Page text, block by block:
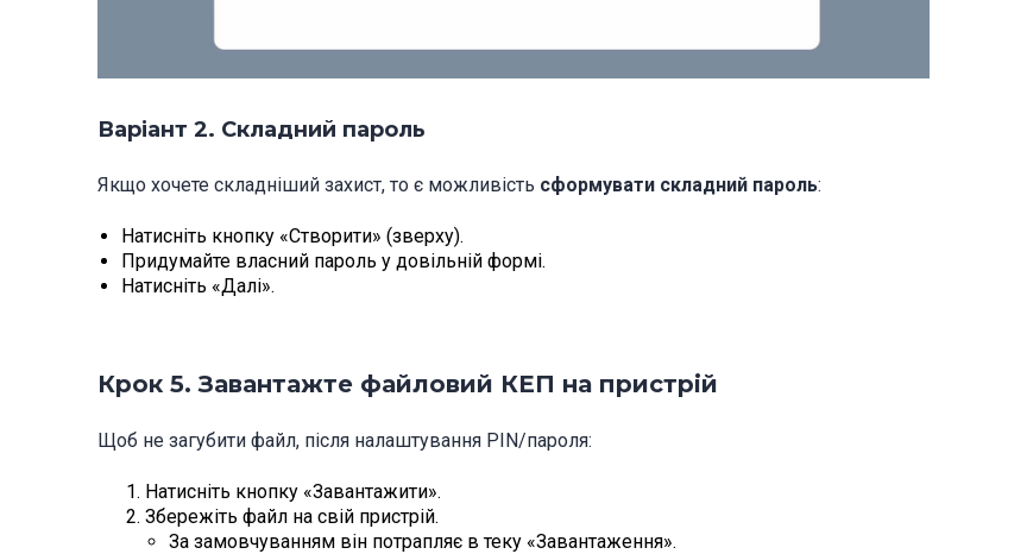
Варіант 2. Складний пароль
Якщо хочете складніший захист, то є можливість сформувати складний пароль:
Натисніть кнопку «Створити» (зверху).
Придумайте власний пароль у довільній формі.
Натисніть «Далі».
Крок 5. Завантажте файловий КЕП на пристрій
Щоб не загубити файл, після налаштування PIN/пароля:
Натисніть кнопку «Завантажити».
Збережіть файл на свій пристрій.
За замовчуванням він потрапляє в теку «Завантаження».